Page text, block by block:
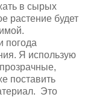
в сырых
растение будет
погода
Я использую
поставить
Это